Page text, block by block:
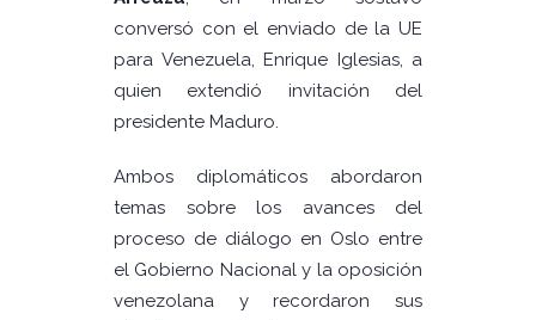
conversó con el enviado de la UE
para Venezuela, Enrique Iglesias, a
quien extendió invitación del
presidente Maduro.
Ambos diplomáticos abordaron
temas sobre los avances del
proceso de diálogo en Oslo entre
el Gobierno Nacional y la oposición
venezolana y recordaron sus